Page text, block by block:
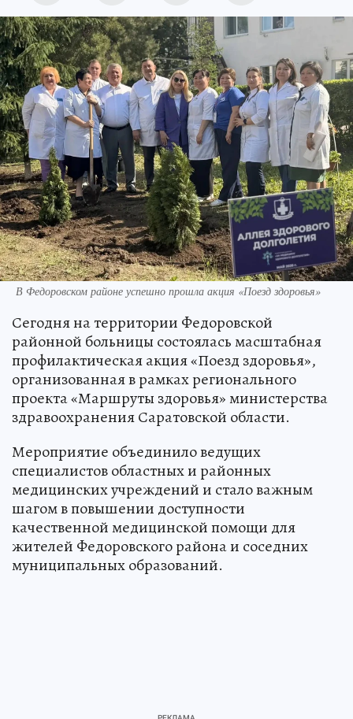
В Федоровском районе успешно прошла акция «Поезд здоровья»
Сегодня на территории Федоровской
районной больницы состоялась масштабная
профилактическая акция «Поезд здоровья»,
организованная в рамках регионального
проекта «Маршруты здоровья» министерства
здравоохранения Саратовской области.
Мероприятие объединило ведущих
специалистов областных и районных
медицинских учреждений и стало важным
шагом в повышении доступности
качественной медицинской помощи для
жителей Федоровского района и соседних
муниципальных образований.